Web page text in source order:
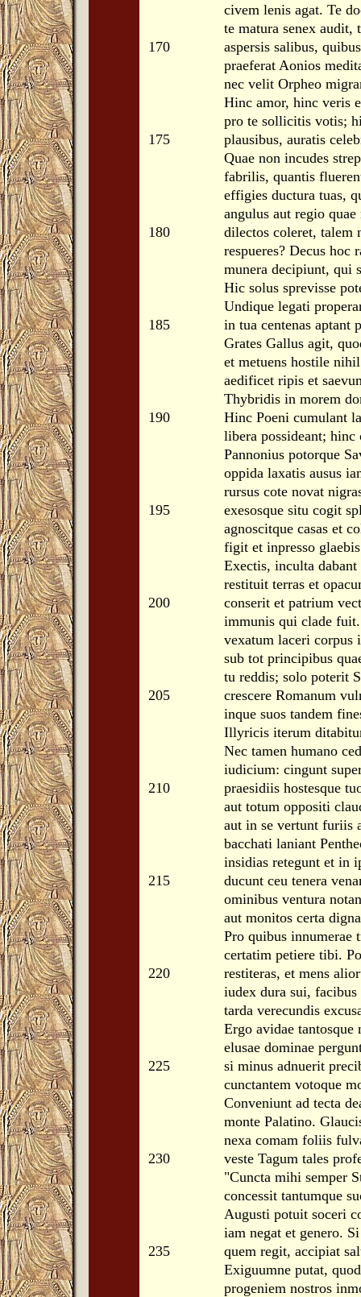
civem lenis agat. Te
te matura senex audit,
170
aspersis salibus,
praeferat Aonios
nec velit Orpheo
Hinc amor, hinc veris
pro te sollicitis votis;
175
plausibus, auratis
Quae non incudes
fabrilis, quantis
effigies ductura tuas,
angulus aut regio
180
dilectos coleret, talem
respueres? Decus hoc
munera decipiunt, qui
Hic solus sprevisse
Undique legati
185
in tua centenas aptant
Grates Gallus agit,
et metuens hostile
aedificet ripis et
Thybridis in morem
190
Hinc Poeni cumulant
libera possideant; hinc
Pannonius potorque
oppida laxatis ausus
rursus cote novat
195
exesosque situ cogit
agnoscitque casas et
figit et inpresso
Exectis, inculta dabant
restituit terras et
200
conserit et patrium
immunis qui clade fuit.
vexatum laceri corpus
sub tot principibus
tu reddis; solo poterit
205
crescere Romanum
inque suos tandem
Illyricis iterum
Nec tamen humano
iudicium: cingunt
210
praesidiis hostesque
aut totum oppositi
aut in se vertunt furiis
bacchati laniant
insidias retegunt et in
215
ducunt ceu tenera
ominibus ventura
aut monitos certa
Pro quibus innumerae
certatim petiere tibi.
220
restiteras, et mens
iudex dura sui, facibus
tarda verecundis
Ergo avidae tantosque
elusae dominae
225
si minus adnuerit
cunctantem votoque
Conveniunt ad tecta
monte Palatino.
nexa comam foliis
230
veste Tagum tales
"Cuncta mihi semper
concessit tantumque
Augusti potuit soceri
iam negat et genero.
235
quem regit, accipiat
Exiguumne putat,
progeniem nostros